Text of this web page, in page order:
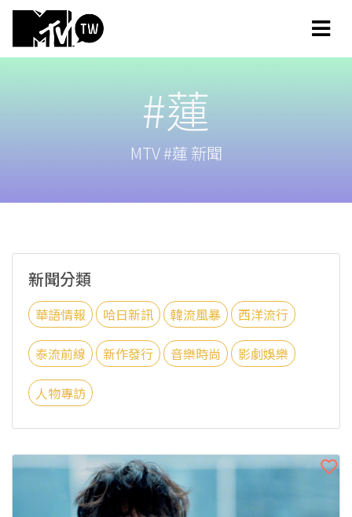
#蓮
MTV #蓮 新聞
新聞分類
華語情報 哈日新訊 韓流風暴 西洋流行
泰流前線 新作發行 音樂時尚 影劇娛樂
人物專訪